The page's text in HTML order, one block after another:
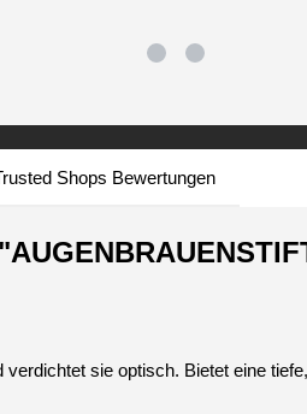
Shops Bewertungen
sie optisch. Bietet eine